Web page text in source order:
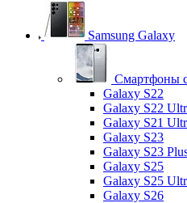
Samsung Galaxy
Смартфоны
Galaxy S22
Galaxy S22
Galaxy S21
Galaxy S23
Galaxy S23
Galaxy S25
Galaxy S25
Galaxy S26